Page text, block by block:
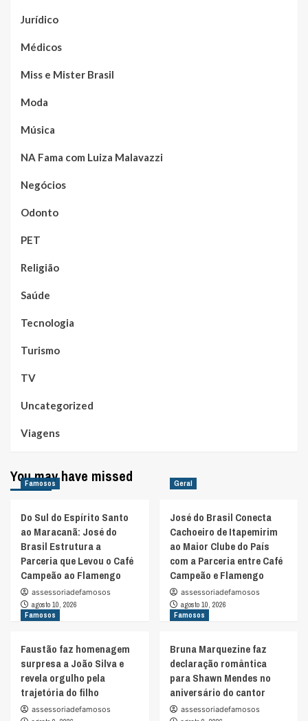
Jurídico
Médicos
Miss e Mister Brasil
Moda
Música
NA Fama com Luiza Malavazzi
Negócios
Odonto
PET
Religião
Saúde
Tecnologia
Turismo
TV
Uncategorized
Viagens
You may have missed
Famosos
Do Sul do Espírito Santo
ao Maracanã: José do
Brasil Estrutura a
Parceria que Levou o Café
Campeão ao Flamengo
assessoriadefamosos
agosto 10, 2026
Geral
José do Brasil Conecta
Cachoeiro de Itapemirim
ao Maior Clube do País
com a Parceria entre Café
Campeão e Flamengo
assessoriadefamosos
agosto 10, 2026
Famosos
Faustão faz homenagem
surpresa a João Silva e
revela orgulho pela
trajetória do filho
assessoriadefamosos
Famosos
Bruna Marquezine faz
declaração romântica
para Shawn Mendes no
aniversário do cantor
assessoriadefamosos